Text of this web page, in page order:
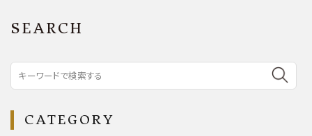
SEARCH
CATEGORY